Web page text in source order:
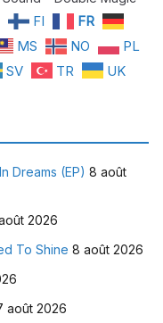
FI
FR
MS NO
PL
SV TR UK
Dreams (EP) 8 août
2026
To Shine 8 août 2026
août 2026